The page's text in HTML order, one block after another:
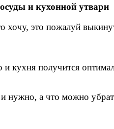
и кухонной утвари
хочу, это пожалуй
кухня получится
и нужно, а что можно